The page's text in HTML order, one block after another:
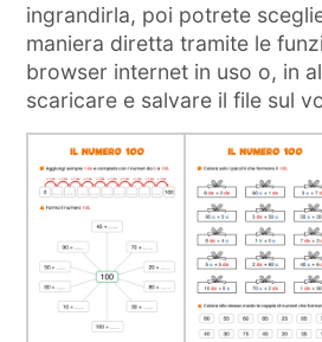
ingrandirla, poi potrete
maniera diretta tramite le
browser internet in uso o, in
scaricare e salvare il file sul